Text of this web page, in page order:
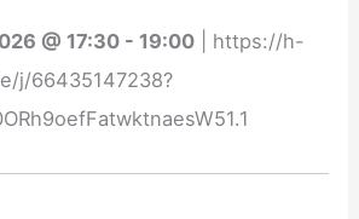
@ 17:30 - 19:00
https://h-
j/66435147238?